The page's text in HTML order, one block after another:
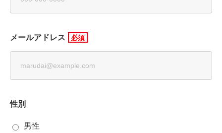
メールアドレス
性別
男性